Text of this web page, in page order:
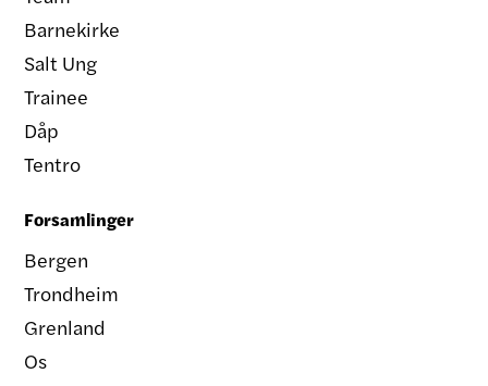
Barnekirke
Salt Ung
Trainee
Dåp
Tentro
Forsamlinger
Bergen
Trondheim
Grenland
Os